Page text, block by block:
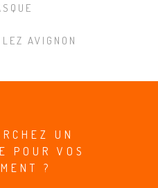
AVIGNON
UN
POUR VOS
?